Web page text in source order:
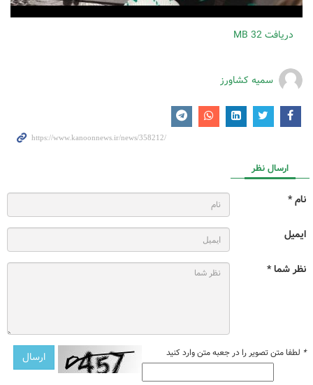
دریافت32 MB
سمیه کشاورز
ارسال نظر
نام *
ایمیل
نظر شما *
* لطفا متن تصویر را در جعبه متن وارد کنید